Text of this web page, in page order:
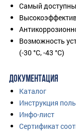
Самый
Возможность
(-30 °C, -43 °C)
ДОКУМЕНТАЦИЯ
Каталог
Инструкция
Инфо-лист
Сертификат